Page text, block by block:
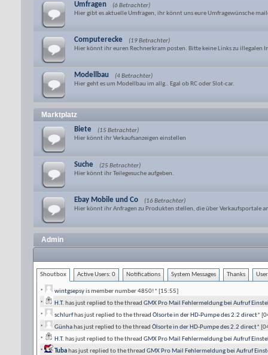
Umfragen
(6 Betrachter)
Hier gibt es aktuelle Umfragen, ihr könnt uns eure Umfragewünsche
Computerecke
(19 Betrachter)
Hier könnt ihr euren Rechnerkram posten. Bitte keine Links zu illegalen
Modellbau
(4 Betrachter)
Hier geht es um Modellbau im allg.. Egal ob RC oder Slot-car.
Marktplatz
Biete
(15 Betrachter)
Hier könnt ihr Verkaufsanzeigen einstellen
Suche
(25 Betrachter)
Hier könnt ihr Teilegesuche aufgeben.
Ebay Mobile und Co
(16 Betrachter)
Hier könnt ihr Anfragen zu Produkten stellen, die über Verkaufsportale
Admin
Shoutbox Active Users: 0 Notifications System Messages Thanks User
* wintgsepsyis member number 4850!* [15:55]
*
H.T. has just replied to the thread GMX Pro Mail Fehlermeldung bei Aufruf
*
schlurf has just replied to the thread Ölsorte in der HD-Pumpe des 2.2 direct*
*
Günha has just replied to the thread Ölsorte in der HD-Pumpe des 2.2 direct*
*
H.T. has just replied to the thread GMX Pro Mail Fehlermeldung bei Aufruf
*
Tuba has just replied to the thread GMX Pro Mail Fehlermeldung bei Aufruf